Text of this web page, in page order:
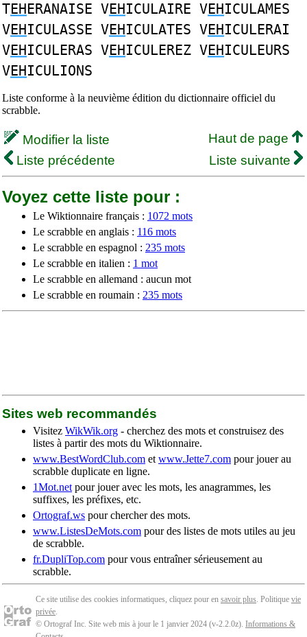
TEHERANAISE VEHICULAIRE VEHICULAMES
VEHICULASSE VEHICULATES VEHICULERAI
VEHICULERAS VEHICULEREZ VEHICULEURS
VEHICULIONS
Liste conforme à la neuvième édition du dictionnaire officiel du
scrabble.
Modifier la liste
Haut de page
Liste précédente
Liste suivante
Voyez cette liste pour :
Le Wiktionnaire français : 1072 mots
Le scrabble en anglais : 116 mots
Le scrabble en espagnol : 235 mots
Le scrabble en italien : 1 mot
Le scrabble en allemand : aucun mot
Le scrabble en roumain : 235 mots
Sites web recommandés
Visitez WikWik.org - cherchez des mots et construisez des
listes à partir des mots du Wiktionnaire.
www.BestWordClub.com et www.Jette7.com pour jouer au
scrabble duplicate en ligne.
1Mot.net pour jouer avec les mots, les anagrammes, les
suffixes, les préfixes, etc.
Ortograf.ws pour chercher des mots.
www.ListesDeMots.com pour des listes de mots utiles au jeu
de scrabble.
fr.DupliTop.com pour vous entraîner sérieusement au
scrabble.
Ce site utilise des cookies informatiques, cliquez pour en savoir plus. Politique vie
privée.
© Ortograf Inc. Site web mis à jour le 1 janvier 2024 (v-2.2.0z). Informations &